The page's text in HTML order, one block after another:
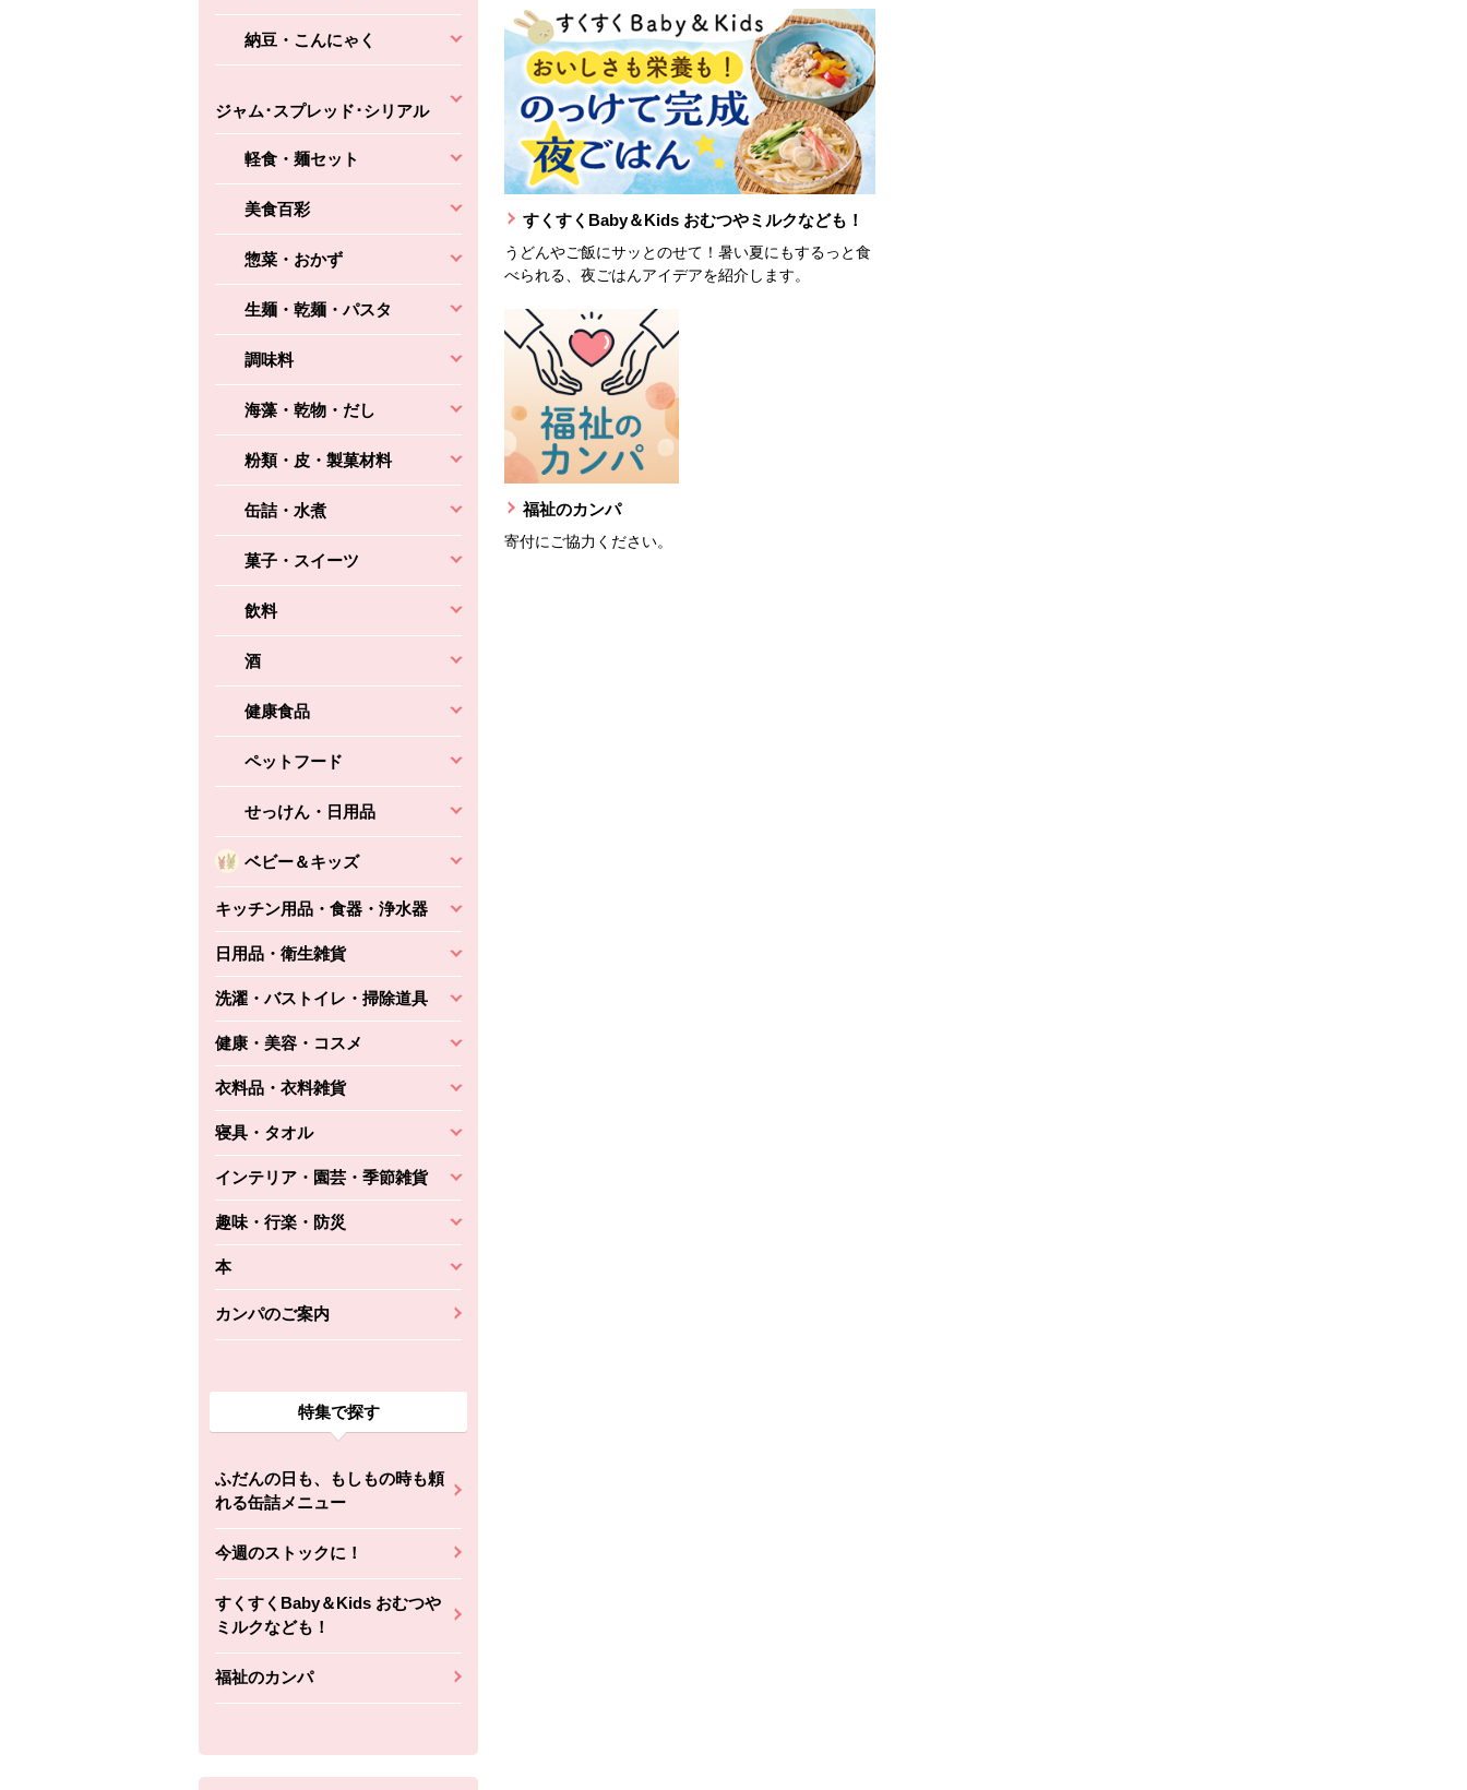
納豆・こんにゃく
ジャム･スプレッド･シリアル
軽食・麺セット
美食百彩
惣菜・おかず
生麺・乾麺・パスタ
調味料
海藻・乾物・だし
粉類・皮・製菓材料
缶詰・水煮
菓子・スイーツ
飲料
酒
健康食品
ペットフード
せっけん・日用品
ベビー＆キッズ
キッチン用品・食器・浄水器
日用品・衛生雑貨
洗濯・バストイレ・掃除道具
健康・美容・コスメ
衣料品・衣料雑貨
寝具・タオル
インテリア・園芸・季節雑貨
趣味・行楽・防災
本
カンパのご案内
特集で探す
ふだんの日も、もしもの時も頼
れる缶詰メニュー
今週のストックに！
すくすくBaby＆Kids おむつや
ミルクなども！
福祉のカンパ
すくすくBaby＆Kids おむつやミルクなども！
うどんやご飯にサッとのせて！暑い夏にもするっと食
べられる、夜ごはんアイデアを紹介します。
福祉のカンパ
寄付にご協力ください。